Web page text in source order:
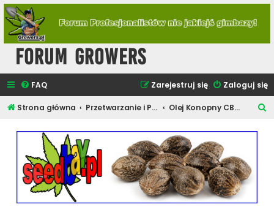
Forum Growers
FAQ Zaloguj się
Zarejestruj się
Strona główna Przetwarzanie i Produkcja Olej Konopny CBD i RSO